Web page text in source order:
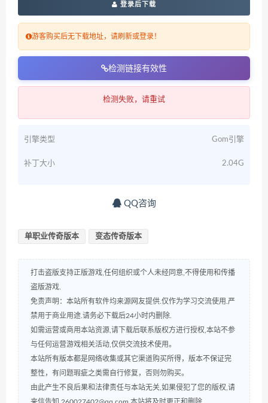
登录后下载
游客购买后无下载地址，请刷新或登录！
检测链接有效性
检测失败，请重试
引擎类型 Gom引擎
补丁大小 2.04G
QQ咨询
单职业传奇版本 变态传奇版本
打击盗版支持正版游戏,任何组织或个人未经同意,不得使用和传播
盗版游戏.
免责声明：本站所有软件均来源网友提供.仅作为学习交流使用.严
禁用于商业用途.请务必下载后24小时内删除.
如需运营或商用本站资源,请下载后联系版权方进行授权,本站不参
与任何运营游戏相关活动,仅供交流技术使用。
本站所有版本都是网络收集或其它渠道购买所得，版本不保证完
整性，有问题瑕疵之类需自行修复，否则勿购买。
由此产生不良后果和法律责任与本站无关,如果侵犯了您的版权,请